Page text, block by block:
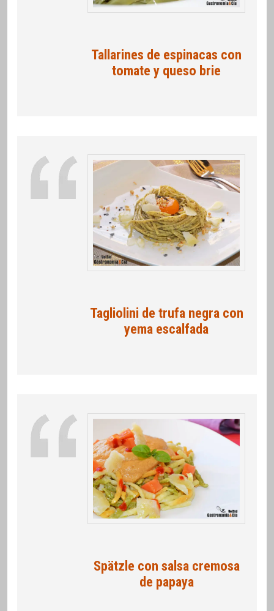
Tallarines de espinacas con
tomate y queso brie
Tagliolini de trufa negra con
yema escalfada
Spätzle con salsa cremosa
de papaya